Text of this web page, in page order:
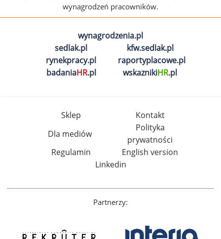
wynagrodzeń pracowników.
wynagrodzenia.pl
sedlak.pl
kfw.sedlak.pl
rynekpracy.pl
raportyplacowe.pl
badaniaHR.pl wskaznikiHR.pl
Sklep
Kontakt
Dla mediów
Polityka
prywatności
Regulamin
English version
Linkedin
Partnerzy: